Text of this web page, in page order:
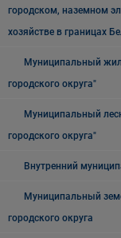
городском, наземном
хозяйстве в границах
Муниципальный
городского округа"
Муниципальный
городского округа"
Внутренний
Муниципальный
городского округа